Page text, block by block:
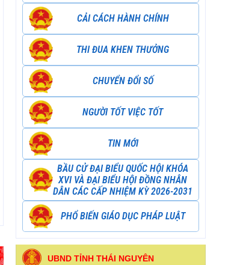
CẢI CÁCH HÀNH CHÍNH
THI ĐUA KHEN THƯỞNG
CHUYỂN ĐỔI SỐ
NGƯỜI TỐT VIỆC TỐT
TIN MỚI
BẦU CỬ ĐẠI BIỂU QUỐC HỘI KHÓA
XVI VÀ ĐẠI BIỂU HỘI ĐỒNG NHÂN
DÂN CÁC CẤP NHIỆM KỲ 2026-2031
PHỔ BIẾN GIÁO DỤC PHÁP LUẬT
UBND TỈNH THÁI NGUYÊN